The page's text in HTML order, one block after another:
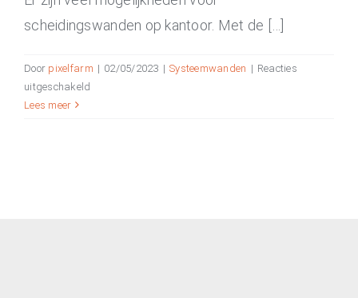
scheidingswanden op kantoor. Met de […]
Door pixelfarm | 02/05/2023 | Systeemwanden | Reacties
uitgeschakeld
Lees meer